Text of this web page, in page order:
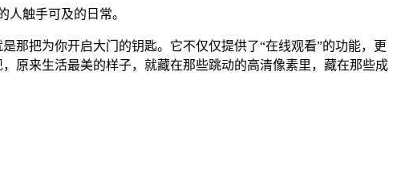
触手可及的日常。
那把为你开启大门的钥匙。它不仅仅提供了“在线观看”的功能，更
原来生活最美的样子，就藏在那些跳动的高清像素里，藏在那些成